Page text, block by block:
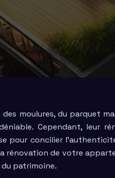
des moulures, du parquet
Cependant, leur
pour concilier
rénovation de votre
patrimoine.